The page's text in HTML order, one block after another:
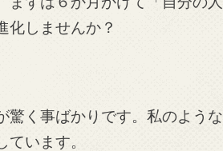
化しませんか？
驚く事ばかりです。私のような
います。